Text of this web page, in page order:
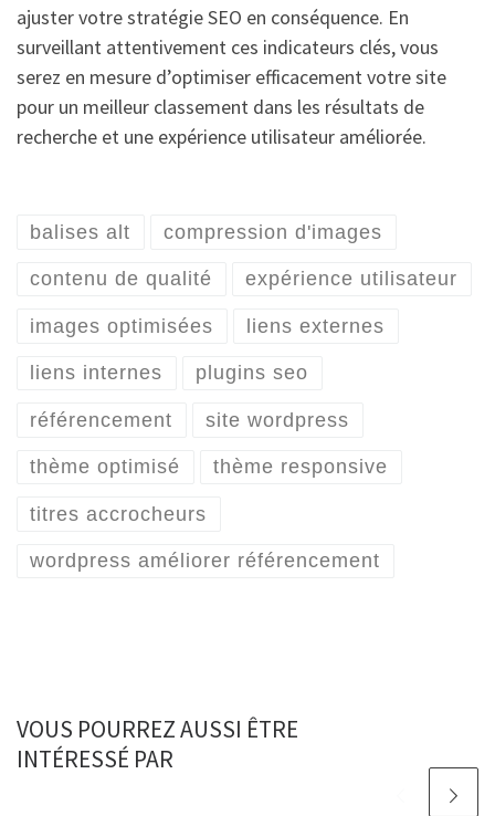
ajuster votre stratégie SEO en conséquence. En
surveillant attentivement ces indicateurs clés, vous
serez en mesure d’optimiser efficacement votre site
pour un meilleur classement dans les résultats de
recherche et une expérience utilisateur améliorée.
balises alt compression d'images
contenu de qualité expérience utilisateur
images optimisées liens externes
liens internes plugins seo
référencement site wordpress
thème optimisé thème responsive
titres accrocheurs
wordpress améliorer référencement
VOUS POURREZ AUSSI ÊTRE
INTÉRESSÉ PAR